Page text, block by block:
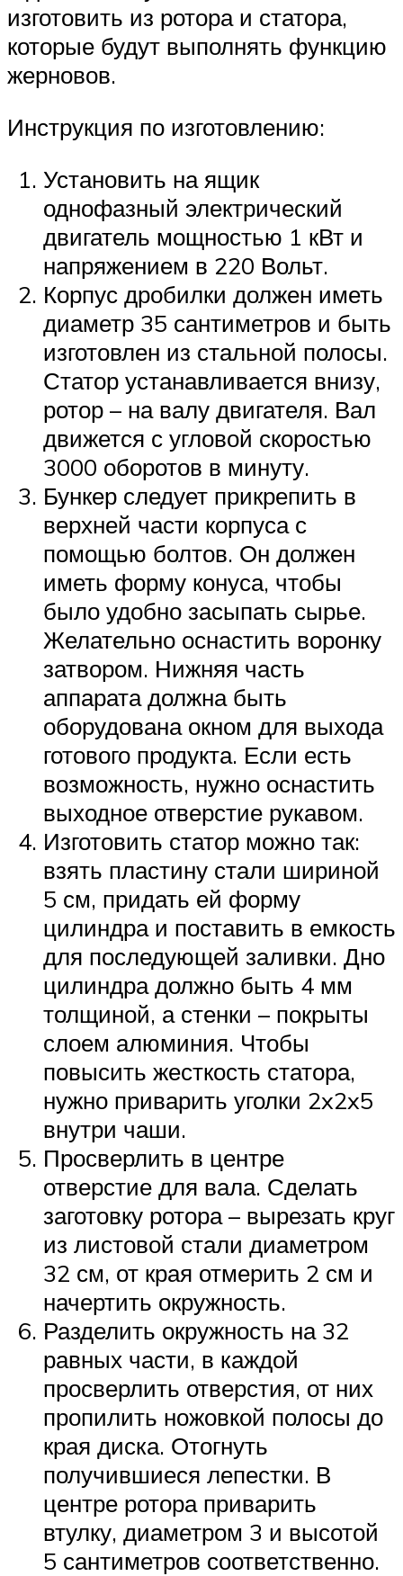
изготовить из ротора и статора,
которые будут выполнять функцию
жерновов.
Инструкция по изготовлению:
Установить на ящик
однофазный электрический
двигатель мощностью 1 кВт и
напряжением в 220 Вольт.
Корпус дробилки должен иметь
диаметр 35 сантиметров и быть
изготовлен из стальной полосы.
Статор устанавливается внизу,
ротор – на валу двигателя. Вал
движется с угловой скоростью
3000 оборотов в минуту.
Бункер следует прикрепить в
верхней части корпуса с
помощью болтов. Он должен
иметь форму конуса, чтобы
было удобно засыпать сырье.
Желательно оснастить воронку
затвором. Нижняя часть
аппарата должна быть
оборудована окном для выхода
готового продукта. Если есть
возможность, нужно оснастить
выходное отверстие рукавом.
Изготовить статор можно так:
взять пластину стали шириной
5 см, придать ей форму
цилиндра и поставить в емкость
для последующей заливки. Дно
цилиндра должно быть 4 мм
толщиной, а стенки – покрыты
слоем алюминия. Чтобы
повысить жесткость статора,
нужно приварить уголки 2x2x5
внутри чаши.
Просверлить в центре
отверстие для вала. Сделать
заготовку ротора – вырезать круг
из листовой стали диаметром
32 см, от края отмерить 2 см и
начертить окружность.
Разделить окружность на 32
равных части, в каждой
просверлить отверстия, от них
пропилить ножовкой полосы до
края диска. Отогнуть
получившиеся лепестки. В
центре ротора приварить
втулку, диаметром 3 и высотой
5 сантиметров соответственно.